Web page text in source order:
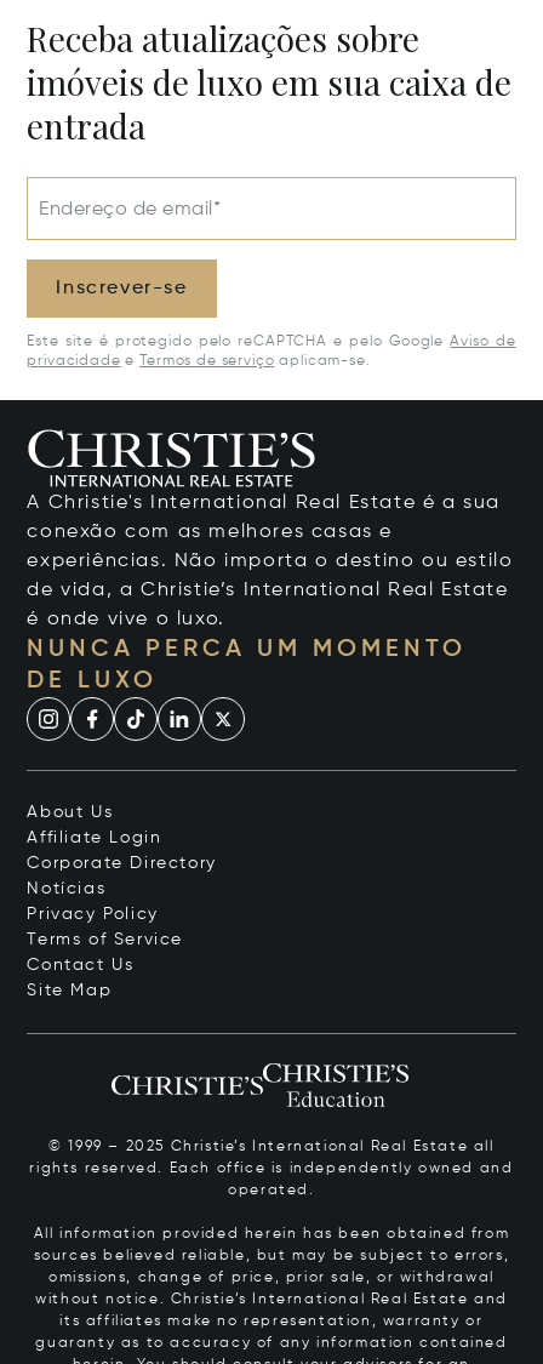
Receba atualizações sobre
imóveis de luxo em sua caixa de
entrada
Endereço de email*
Inscrever-se
Este site é protegido pelo reCAPTCHA e pelo Google Aviso de
privacidade e Termos de serviço aplicam-se.
A Christie's International Real Estate é a sua
conexão com as melhores casas e
experiências. Não importa o destino ou estilo
de vida, a Christie’s International Real Estate
é onde vive o luxo.
NUNCA PERCA UM MOMENTO
DE LUXO
About Us
Affiliate Login
Corporate Directory
Notícias
Privacy Policy
Terms of Service
Contact Us
Site Map
© 1999 – 2025 Christie’s International Real Estate all
rights reserved. Each office is independently owned and
operated.
All information provided herein has been obtained from
sources believed reliable, but may be subject to errors,
omissions, change of price, prior sale, or withdrawal
without notice. Christie’s International Real Estate and
its affiliates make no representation, warranty or
guaranty as to accuracy of any information contained